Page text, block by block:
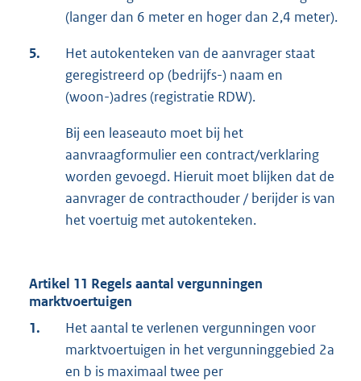
(langer dan 6 meter en hoger dan 2,4 meter).
5.
Het autokenteken van de aanvrager staat
geregistreerd op (bedrijfs-) naam en
(woon-)adres (registratie RDW).
Bij een leaseauto moet bij het
aanvraagformulier een contract/verklaring
worden gevoegd. Hieruit moet blijken dat de
aanvrager de contracthouder / berijder is van
het voertuig met autokenteken.
Artikel 11 Regels aantal vergunningen
marktvoertuigen
1.
Het aantal te verlenen vergunningen voor
marktvoertuigen in het vergunninggebied 2a
en b is maximaal twee per